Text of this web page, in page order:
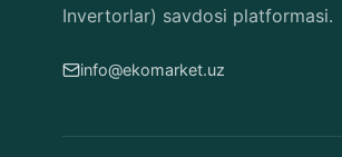
Invertorlar) savdosi platformasi.
info@ekomarket.uz